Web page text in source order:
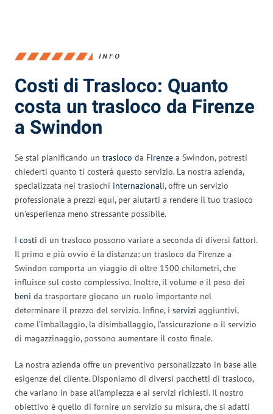
INFO
Costi di Trasloco: Quanto
costa un trasloco da Firenze
a Swindon
Se stai pianificando un trasloco da Firenze a Swindon, potresti
chiederti quanto ti costerà questo servizio. La nostra azienda,
specializzata nei traslochi internazionali, offre un servizio
professionale a prezzi equi, per aiutarti a rendere il tuo trasloco
un’esperienza meno stressante possibile.
I costi di un trasloco possono variare a seconda di diversi fattori.
Il primo e più ovvio è la distanza: un trasloco da Firenze a
Swindon comporta un viaggio di oltre 1500 chilometri, che
influisce sul costo complessivo. Inoltre, il volume e il peso dei
beni da trasportare giocano un ruolo importante nel
determinare il prezzo del servizio. Infine, i servizi aggiuntivi,
come l’imballaggio, la disimballaggio, l’assicurazione o il servizio
di magazzinaggio, possono aumentare il costo finale.
La nostra azienda offre un preventivo personalizzato in base alle
esigenze del cliente. Disponiamo di diversi pacchetti di trasloco,
che variano in base all’ampiezza e ai servizi richiesti. Il nostro
obiettivo è quello di fornire un servizio su misura, che si adatti